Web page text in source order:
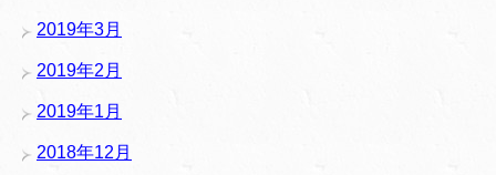
2019年3月
2019年2月
2019年1月
2018年12月